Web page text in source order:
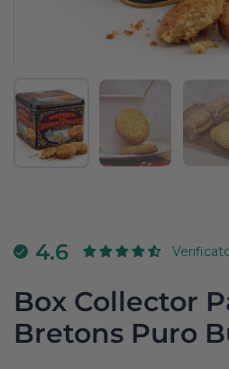
Mostra diapositiva 1
Mostra
4.6
Box Collector
Bretons Puro